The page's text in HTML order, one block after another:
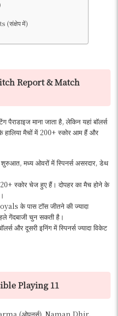
(संक्षेप में)
Report & Match
पैराडाइज माना जाता है, लेकिन यहां बॉलर्स
हालिया मैचों में 200+ स्कोर आम हैं और
मध्य ओवरों में स्पिनर्स असरदार, डेथ
स्कोर चेज हुए हैं। दोपहर का मैच होने के
के पास टॉस जीतने की ज्यादा
गेंदबाजी चुन सकती है।
और दूसरी इनिंग में स्पिनर्स ज्यादा विकेट
Playing 11
(ओपनर्स), Naman Dhir,